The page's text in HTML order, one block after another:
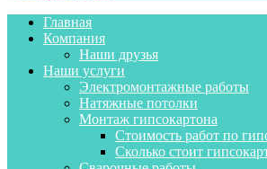
Главная
Компания
Наши друзья
Наши услуги
Электромонтажные работы
Натяжные потолки
Монтаж гипсокартона
Стоимость работ по
Сколько стоит